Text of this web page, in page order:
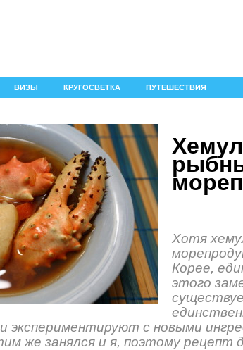
ВИЗЫ КРУГОСВЕТКА ПУТЕШЕСТВИЯ
Хотя
Корее,
этого
экспериментируют с новыми
же занялся и я, поэтому рецепт